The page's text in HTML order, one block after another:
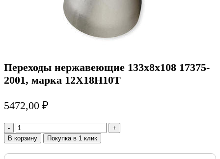
Переходы нержавеющие 133х8х108 17375-
2001, марка 12Х18Н10Т
5472,00 ₽
Количество
товара
Переходы
нержавеющие
В корзину Покупка в 1 клик